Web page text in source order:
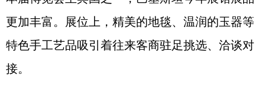
更加丰富。展位上，精美的地毯、温润的玉器等
特色手工艺品吸引着往来客商驻足挑选、洽谈对
接。